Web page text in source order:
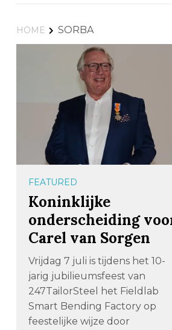
HOME SORBA
FEATURED
Koninklijke
onderscheiding
Carel van Sorgen
Vrijdag 7 juli is tijdens het 10-
jarig jubilieumsfeest van
247TailorSteel het Fieldlab
Smart Bending Factory op
feestelijke wijze door